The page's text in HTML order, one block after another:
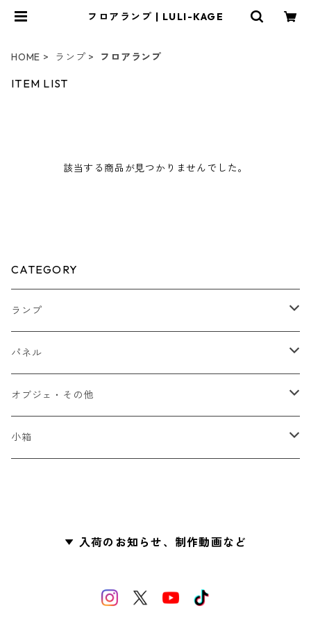
フロアランプ | LULI-KAGE
HOME ランプ フロアランプ
ITEM LIST
該当する商品が見つかりませんでした。
CATEGORY
ランプ
吊り下げランプ
卓上ランプ
フロアランプ
パネル
シーズンもの
オブジェ・その他
ドリンク作品
小箱
入荷のお知らせ、制作動画など